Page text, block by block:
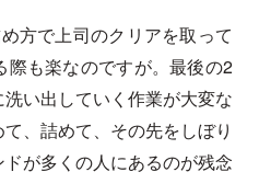
方で上司のクリアを取って
際も楽なのですが。最後の2
い出していく作業が大変な
、詰めて、その先をしぼり
が多くの人にあるのが残念